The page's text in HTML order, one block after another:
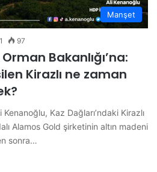
Manşet
97
Bakanlığı’na:
Kirazlı ne zaman
Kaz Dağları’ndaki Kirazlı
Alamos Gold şirketinin altın madeni
sonra…